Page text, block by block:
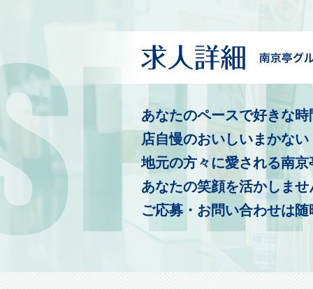
あなたのペースで好きな
店自慢のおいしいまかな
地元の方々に愛される南
あなたの笑顔を活かしませ
ご応募・お問い合わせは